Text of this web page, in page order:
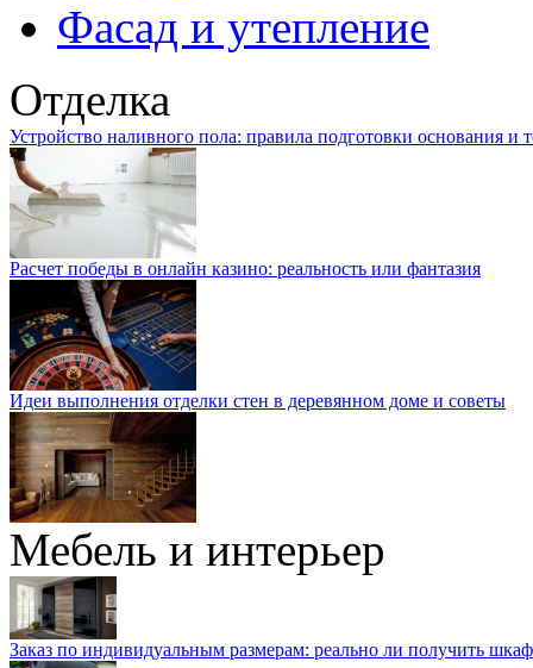
Фасад и утепление
Отделка
Устройство наливного пола: правила подготовки основания и
Расчет победы в онлайн казино: реальность или фантазия
Идеи выполнения отделки стен в деревянном доме и советы
Мебель и интерьер
Заказ по индивидуальным размерам: реально ли получить